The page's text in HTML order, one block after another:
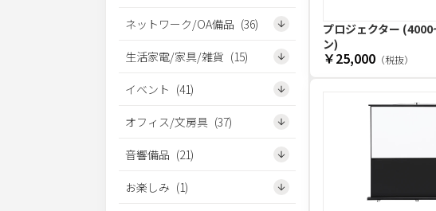
ネットワーク/OA備品 (36)
生活家電/家具/雑貨 (15)
イベント (41)
オフィス/文房具 (37)
音響備品 (21)
お楽しみ (1)
プロジェクター
ン)
￥25,000 （税抜）